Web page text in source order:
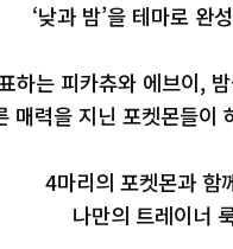
‘낮과 밤’을 테마로 완
하는 피카츄와 에브이,
매력을 지닌 포켓몬들이
4마리의 포켓몬과 함
나만의 트레이너